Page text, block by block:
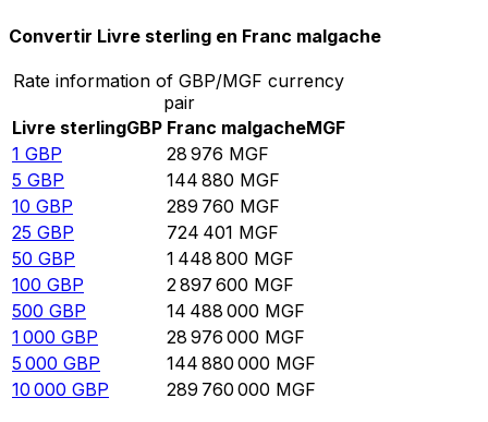
Convertir Livre sterling en Franc malgache
Rate information of GBP/MGF currency
pair
Livre sterlingGBP Franc malgacheMGF
1 GBP 28 976 MGF
5 GBP 144 880 MGF
10 GBP 289 760 MGF
25 GBP 724 401 MGF
50 GBP 1 448 800 MGF
100 GBP 2 897 600 MGF
500 GBP 14 488 000 MGF
1 000 GBP 28 976 000 MGF
5 000 GBP 144 880 000 MGF
10 000 GBP 289 760 000 MGF